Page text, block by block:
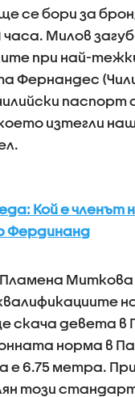
се бори за
часа. Милов
при най-
Фернандес
паспорт
изтегли
Кой е членът
Фердинанд
Пламена
скача девета в
норма в
е 6.75 метра.
този